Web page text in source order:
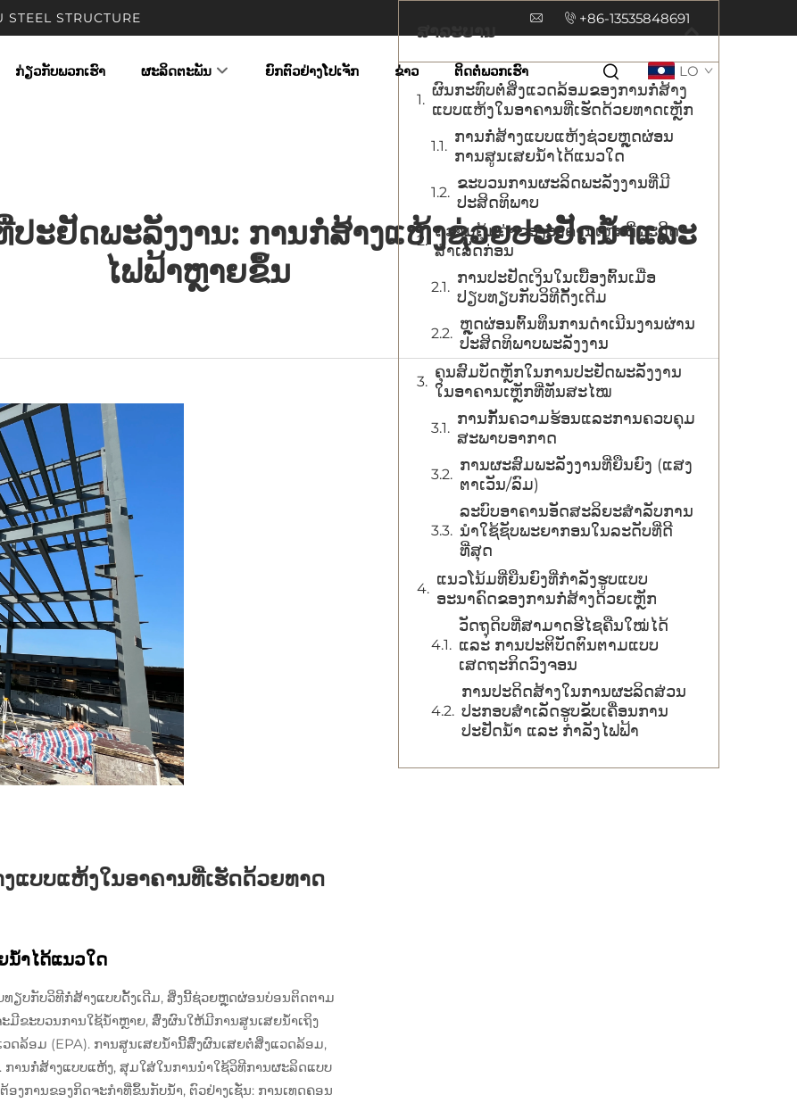
STRUCTURE +86-13535848691
ກ່ຽວກັບພວກເຮົາ ຜະລິດຕະພັນ ຍົກຕົວຢ່າງໂປເຈັກ ຂ່າວ ຕິດຕໍ່ພວກເຮົາ LO
ປະຢັດພະລັງງານ: ການກໍ່ສ້າງແຫ້ງຊ່ວຍປະຢັດນ້ຳແລະ
ໄຟຟ້າຫຼາຍຂຶ້ນ
ແບບແຫ້ງໃນອາຄານທີ່ເຮັດດ້ວຍທາດ
ຳໄດ້ແນວໃດ
ຽບກັບວິທີກໍ່ສ້າງແບບດັ້ງເດີມ, ສິ່ງນີ້ຊ່ວຍຫຼຸດຜ່ອນບ່ອນຕິດຕາມ
ມີຂະບວນການໃຊ້ນ້ຳຫຼາຍ, ສົ່ງຜົນໃຫ້ມີການສູນເສຍນ້ຳເຖິງ
ດລ້ອມ (EPA). ການສູນເສຍນ້ຳນີ້ສົ່ງຜົນເສຍຕໍ່ສິ່ງແວດລ້ອມ,
ການກໍ່ສ້າງແບບແຫ້ງ, ສຸມໃສ່ໃນການນຳໃຊ້ວິທີການຜະລິດແບບ
ງການຂອງກິດຈະກຳທີ່ຂຶ້ນກັບນ້ຳ, ຕົວຢ່າງເຊັ່ນ: ການເທດຄອນ
ສາລະບານ
ຜົນກະທົບຕໍ່ສິ່ງແວດລ້ອມຂອງການກໍ່ສ້າງ
ແບບແຫ້ງໃນອາຄານທີ່ເຮັດດ້ວຍທາດເຫຼັກ
ການກໍ່ສ້າງແບບແຫ້ງຊ່ວຍຫຼຸດຜ່ອນ
ການສູນເສຍນ້ຳໄດ້ແນວໃດ
ຂະບວນການຜະລິດພະລັງງານທີ່ມີ
ປະສິດທິພາບ
ຄວາມຄຸ້ມຄ່າຂອງອາຄານເຫຼັກທີ່ຜະລິດ
ສຳເລັດກ່ອນ
ການປະຢັດເງິນໃນເບື້ອງຕົ້ນເມື່ອ
ປຽບທຽບກັບວິທີດັ້ງເດີມ
ຫຼຸດຜ່ອນຕົ້ນທຶນການດຳເນີນງານຜ່ານ
ປະສິດທິພາບພະລັງງານ
ຄຸນສົມບັດຫຼັກໃນການປະຢັດພະລັງງານ
ໃນອາຄານເຫຼັກທີ່ທັນສະໄໝ
ການກັ້ນຄວາມຮ້ອນແລະການຄວບຄຸມ
ສະພາບອາກາດ
ການຜະສົມພະລັງງານທີ່ຍືນຍົງ (ແສງ
ຕາເວັນ/ລົມ)
ລະບົບອາຄານອັດສະລິຍະສຳລັບການ
ນຳໃຊ້ຊັບພະຍາກອນໃນລະດັບທີ່ດີ
ທີ່ສຸດ
ແນວໂນ້ມທີ່ຍືນຍົງທີ່ກຳລັງຮູບແບບ
ອະນາຄົດຂອງການກໍ່ສ້າງດ້ວຍເຫຼັກ
ວັດຖຸດິບທີ່ສາມາດຮີໄຊຄືນໃໝ່ໄດ້
ແລະ ການປະຕິບັດຕົນຕາມແບບ
ເສດຖະກິດວົງຈອນ
ການປະດິດສ້າງໃນການຜະລິດສ່ວນ
ປະກອບສໍາເລັດຮູບຂັບເຄື່ອນການ
ປະຢັດນ້ໍາ ແລະ ກໍາລັງໄຟຟ້າ